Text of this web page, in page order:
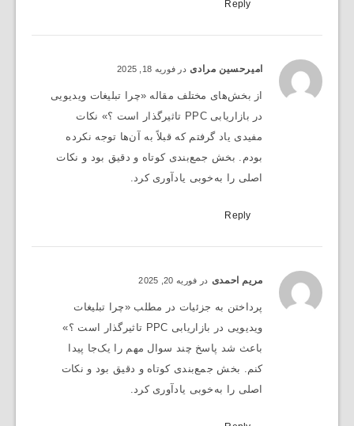
Reply
امیرحسین مرادی در فوریه 18, 2025
از بخش‌های مختلف مقاله «چرا تبلیغات ویدیویی
در بازاریابی PPC تاثیرگذار است ؟» نکات
مفیدی یاد گرفتم که قبلاً به آن‌ها توجه نکرده
بودم. بخش جمع‌بندی کوتاه و دقیق بود و نکات
اصلی را به‌خوبی یادآوری کرد.
Reply
مریم احمدی در فوریه 20, 2025
پرداختن به جزئیات در مطلب «چرا تبلیغات
ویدیویی در بازاریابی PPC تاثیرگذار است ؟»
باعث شد پاسخ چند سوال مهم را یک‌جا پیدا
کنم. بخش جمع‌بندی کوتاه و دقیق بود و نکات
اصلی را به‌خوبی یادآوری کرد.